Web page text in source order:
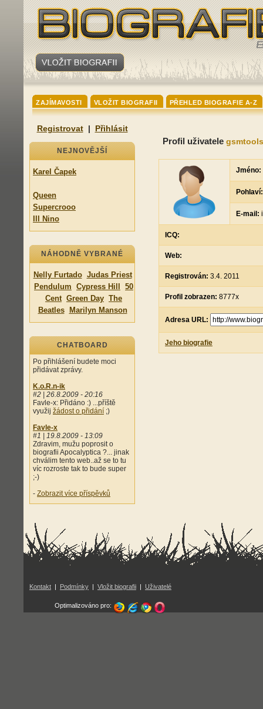
ZAJÍMAVOSTI VLOŽIT BIOGRAFII PŘEHLED BIOGRAFIE A-Z
Registrovat| Přihlásit
NEJNOVĚJŠÍ
Karel Čapek
Queen
Supercrooo
Ill Nino
NÁHODNĚ VYBRANÉ
Nelly Furtado Judas Priest
Pendulum Cypress Hill
50
Cent Green Day The
Beatles
Marilyn Manson
CHATBOARD
Po přihlášení budete moci
přidávat zprávy.
K.o.R.n-ik
#2 | 26.8.2009 - 20:16
Favle-x: Přidáno :) ...příště
využij žádost o přidání ;)
Favle-x
#1 | 19.8.2009 - 13:09
Zdravim, mužu poprosit o
biografii Apocalyptica ?... jinak
chválim tento web..až se to tu
víc rozroste tak to bude super
;-)
- Zobrazit více příspěvků
Profil uživatele gsmtools
Jméno:
Pohlaví:
E-mail:
ICQ:
Web:
Registrován: 3.4. 2011
Profil zobrazen: 8777x
Adresa URL:
Jeho biografie
Kontakt | Podmínky | Vložit biografii | Uživatelé
Optimalizováno pro: